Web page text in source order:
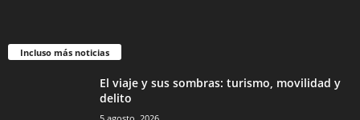
Incluso más noticias
El viaje y sus sombras: turismo, movilidad y
delito